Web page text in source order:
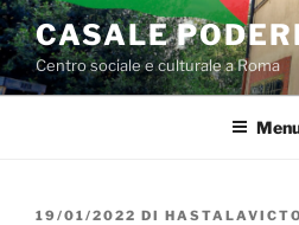
Salta
al
contenuto
CASALE
Centro sociale e culturale a Roma
PUBBLICATO
19/01/2022 DI